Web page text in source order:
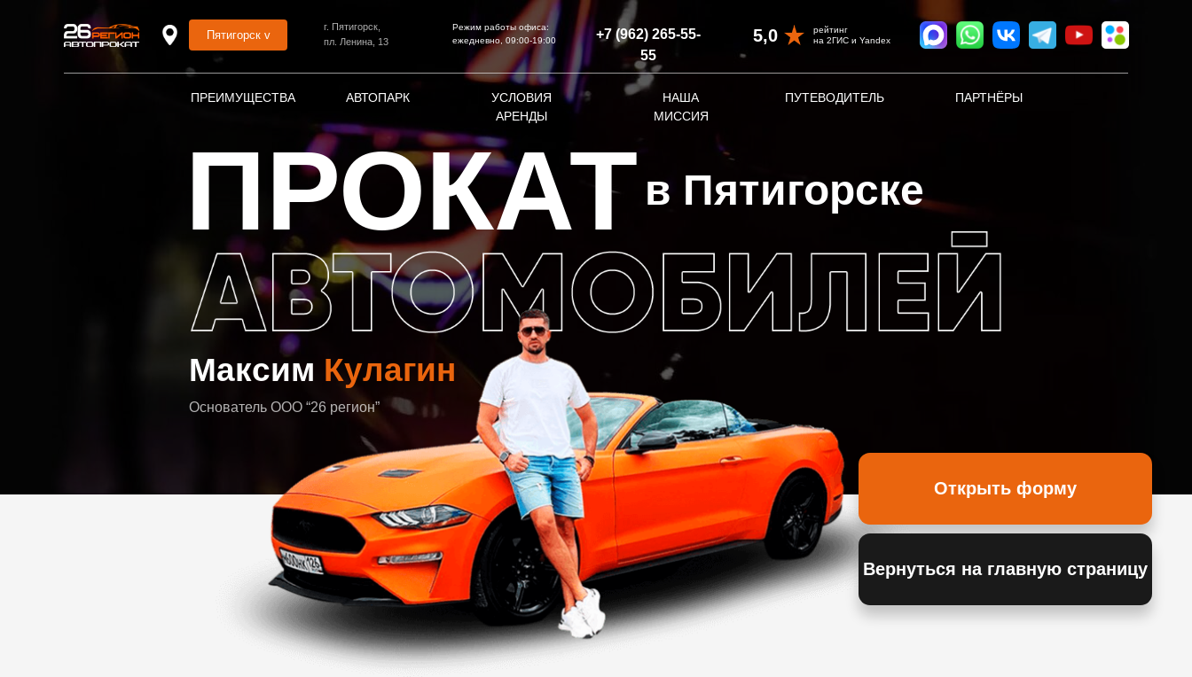
ПРОКАТ
Открыть форму
Вернуться на главную страницу
в Пятигорске
Максим Кулагин
Основатель ООО “26 регион”
АВТОПАРК
НАША
МИССИЯ
ПУТЕВОДИТЕЛЬ
УСЛОВИЯ
АРЕНДЫ
ПРЕИМУЩЕСТВА ПАРТНЁРЫ
г. Пятигорск,
пл. Ленина, 13
Режим работы офиса:
ежедневно, 09:00-19:00
Пятигорск v 5,0
рейтинг
на 2ГИС и Yandex
+7 (962) 265-55-
55‬